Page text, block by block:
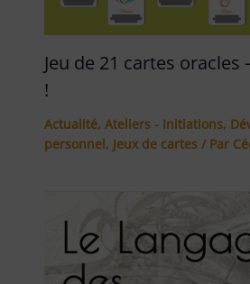
Jeu de 21 cartes oracles
!
Actualité, Ateliers - Initiations,
personnel, Jeux de cartes/ Par